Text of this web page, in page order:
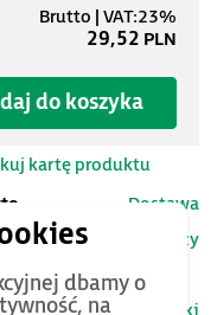
do koszyka
kartę produktu
29,52 PLN
Dostawa
Szczegóły
dnia
dbamy o
na